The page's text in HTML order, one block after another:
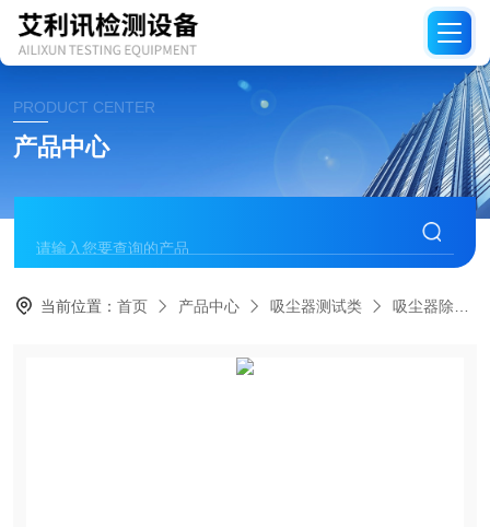
PRODUCT CENTER
产品中心
当前位置：首页 产品中心 吸尘器测试类 吸尘器除尘性能检测设备